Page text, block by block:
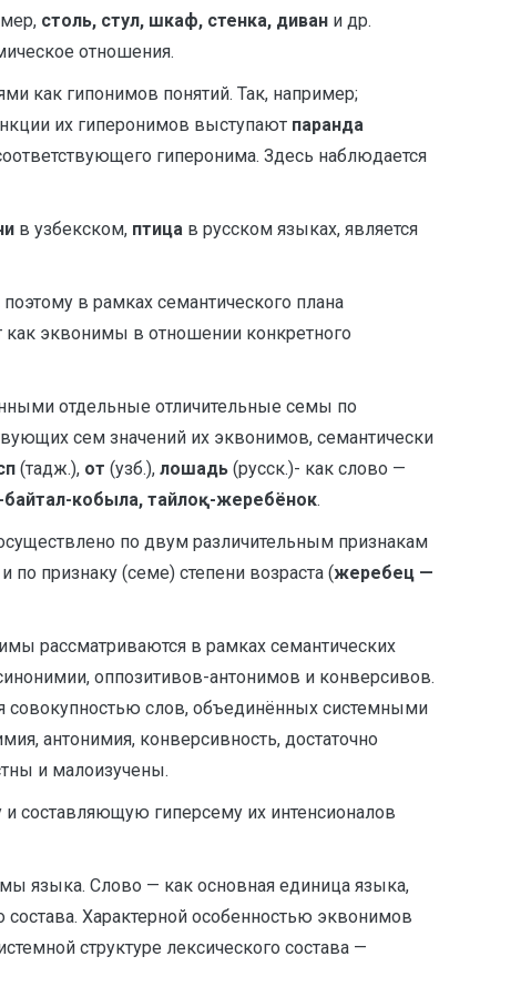
столь, стул, шкаф, стенка, диван и др.
отношения.
как гипонимов понятий. Так, например;
их гиперонимов выступают паранда
гиперонима. Здесь наблюдается
в узбекском, птица в русском языках, является
в рамках семантического плана
эквонимы в отношении конкретного
отдельные отличительные семы по
сем значений их эквонимов, семантически
(тадж.), от (узб.), лошадь (русск.)- как слово —
байтал-кобыла, тайлоқ-жеребёнок.
по двум различительным признакам
и по признаку (семе) степени возраста (жеребец —
рассматриваются в рамках семантических
оппозитивов-антонимов и конверсивов.
совокупностью слов, объединённых системными
антонимия, конверсивность, достаточно
и малоизучены.
составляющую гиперсему их интенсионалов
языка. Слово — как основная единица языка,
Характерной особенностью эквонимов
структуре лексического состава —